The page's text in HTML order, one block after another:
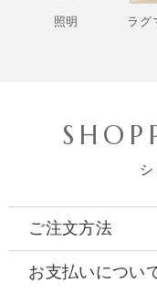
照明 ラグ
ご注文方法
お支払いについ